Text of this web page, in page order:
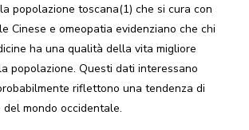
popolazione toscana(1) che si cura con
Cinese e omeopatia evidenziano che chi
ha una qualità della vita migliore
popolazione. Questi dati interessano
riflettono una tendenza di
mondo occidentale.